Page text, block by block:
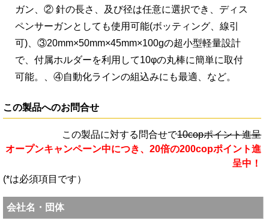
ガン、② 針の長さ、及び径は任意に選択でき、ディス
ペンサーガンとしても使用可能(ボッティング、線引
可)、③20mm×50mm×45mm×100gの超小型軽量設計
で、付属ホルダーを利用して10φの丸棒に簡単に取付
可能。、④自動化ラインの組込みにも最適、など。
この製品へのお問合せ
この製品に対する問合せで10copポイント進呈
オープンキャンペーン中につき、20倍の200copポイント進
呈中！
(*は必須項目です）
会社名・団体